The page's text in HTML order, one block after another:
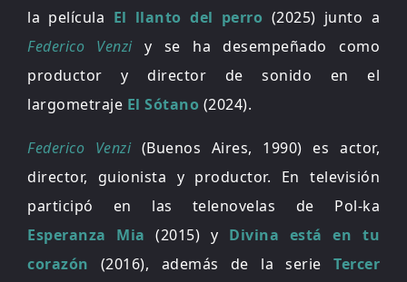
la película El llanto del perro (2025) junto a
Federico Venzi y se ha desempeñado como
productor y director de sonido en el
largometraje El Sótano (2024).
Federico Venzi (Buenos Aires, 1990) es actor,
director, guionista y productor. En televisión
participó en las telenovelas de Pol-ka
Esperanza Mia (2015) y Divina está en tu
corazón (2016), además de la serie Tercer